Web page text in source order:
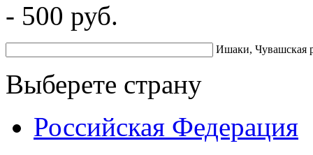
- 500 руб.
Ишаки, Чувашская
Выберете страну
Российская Федерация